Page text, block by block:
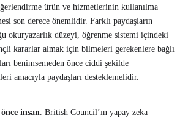
ürün ve hizmetlerinin kullanılma
son derece önemlidir. Farklı paydaşların
okuryazarlık düzeyi, öğrenme sistemi içindeki
kararlar almak için bilmeleri gerekenlere bağlı
benimsemeden önce ciddi şekilde
amacıyla paydaşları desteklemelidir.
insan. British Council’ın yapay zeka